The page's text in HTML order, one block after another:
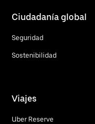
Ciudadanía global
Seguridad
Sostenibilidad
Viajes
Uber Reserve